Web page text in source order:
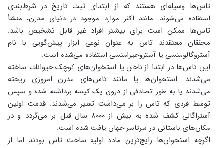
تاس‌ها وسیله‌ای هستند که از ابتدای ثبت تاریخ در شرط‌بندی
استفاده می‌شوند. مانند اکثر موارد موجود در دنیای مدرن، منشأ
تاس‌ها ممکن است برای بیشتر افراد غیر قابل تشخیص باشد.
محققان معتقدند تاس به عنوان نوعی ابزار پیش‌گویی با نام
آستروگالومنسی یا آستروجیرامنسی استفاده می‌شده است.
این تاس‌ها در ابتدا از ناخن یا استخوان‌های کوچک حیوانات ساخته
می‌شدند. استخوان‌ها یا مانند تاس‌های مدرن امروزی ریخته
می‌شدند یا به طور تصادفی از درون یک کیسه برداشته شده و سپس
توسط فردی که تاس را بر می‌داشت تعبیر می‌شدند. قدمت اولین
آستراگالی کشف شده به بیش از ۸۰۰۰ سال قبل بر می‌گردد و در
مکان‌های باستانی در سرتاسر جهان یافت شده است.
اگرچه استخوان‌ها رایج‌ترین ماده اولیه ساخت تاس بودند اما از